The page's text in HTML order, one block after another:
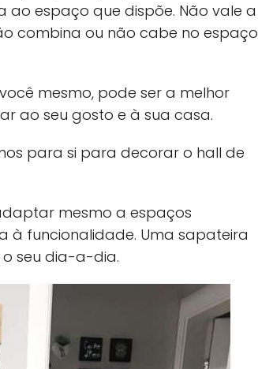
espaço que dispõe. Não vale a
combina ou não cabe no espaço
mesmo, pode ser a melhor
ao seu gosto e à sua casa.
para si para decorar o hall de
mesmo a espaços
à funcionalidade. Uma sapateira
seu dia-a-dia.